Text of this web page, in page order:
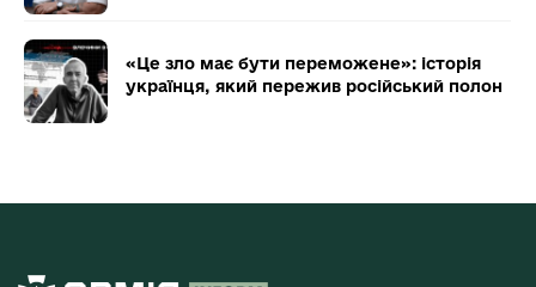
«Це зло має бути переможене»: історія
українця, який пережив російський полон